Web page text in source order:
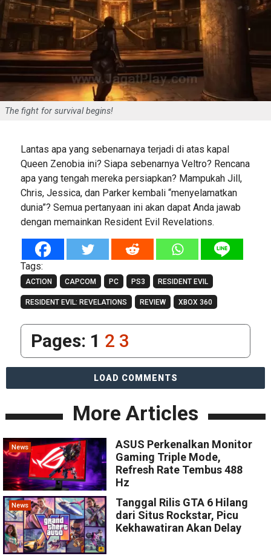
The fight for survival begins!
Lantas apa yang sebenarnaya terjadi di atas kapal
Queen Zenobia ini? Siapa sebenarnya Veltro? Rencana
apa yang tengah mereka persiapkan? Mampukah Jill,
Chris, Jessica, dan Parker kembali “menyelamatkan
dunia”? Semua pertanyaan ini akan dapat Anda jawab
dengan memainkan Resident Evil Revelations.
Tags:
ACTION CAPCOM PC PS3 RESIDENT EVIL
RESIDENT EVIL: REVELATIONS REVIEW XBOX 360
Pages: 1 2 3
LOAD COMMENTS
More Articles
News
ASUS Perkenalkan Monitor
Gaming Triple Mode,
Refresh Rate Tembus 488
Hz
News
Tanggal Rilis GTA 6 Hilang
dari Situs Rockstar, Picu
Kekhawatiran Akan Delay